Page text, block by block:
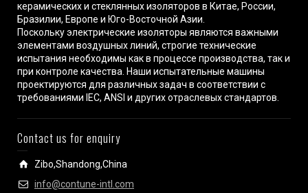
керамических и стеклянных изоляторов в Китае, России,
Бразилии, Европе и Юго-Восточной Азии.
Поскольку электрические изоляторы являются важными
элементами воздушных линий, строгие технические
испытания необходимы как в процессе производства, так и
при контроле качества. Наши испытательные машины
проектируются для различных задач в соответствии с
требованиями IEC, ANSI и других отраслевых стандартов.
Contact us for enquiry
Zibo,Shandong,China
info@contune-intl.com